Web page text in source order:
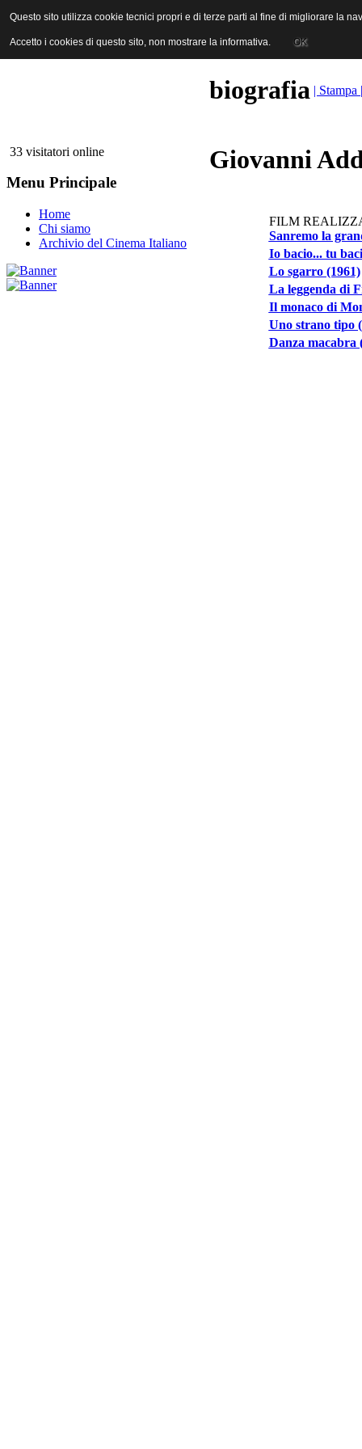
ANICA | Associazione Nazionale Industrie Cinematografiche
33 visitatori online
Menu Principale
Home
Chi siamo
Archivio del Cinema Italiano
biografia | Stampa |
Giovanni
FILM
Sanremo la
Io bacio... tu
Lo sgarro (1961)
La leggenda di
Il monaco di
Uno strano tipo
Danza macabra
Questo sito utilizza cookie tecnici propri e di terze parti al fine di migliorare la
Accetto i cookies di questo sito, non mostrare la informativa. OK
Questo sito utilizza cookie tecnici propri e di terze parti al fine di migliorare la
Accetto i cookies di questo sito, non mostrare la informativa. OK